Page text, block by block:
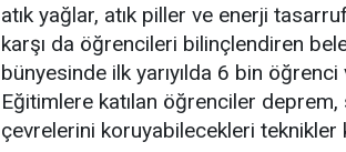
atık yağlar, atık piller ve enerji
karşı da öğrencileri bilinçlendiren
bünyesinde ilk yarıyılda 6 bin
Eğitimlere katılan öğrenciler
çevrelerini koruyabilecekleri teknikler